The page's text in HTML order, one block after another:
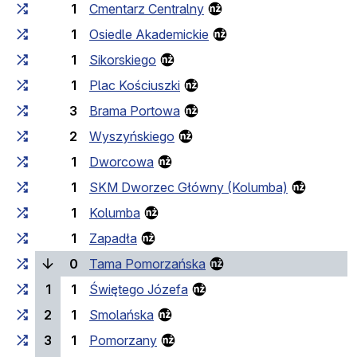
1
Cmentarz Centralny
1
Osiedle Akademickie
1
Sikorskiego
1
Plac Kościuszki
3
Brama Portowa
2
Wyszyńskiego
1
Dworcowa
1
SKM Dworzec Główny (Kolumba)
1
Kolumba
1
Zapadła
0
Tama Pomorzańska
1
1
Świętego Józefa
2
1
Smolańska
3
1
Pomorzany